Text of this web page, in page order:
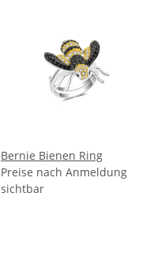
Bernie Bienen Ring
Preise nach Anmeldung
sichtbar